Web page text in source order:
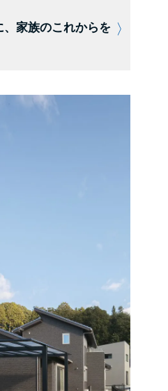
、家族のこれからを